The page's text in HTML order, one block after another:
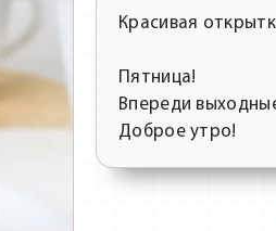
Красивая
Пятница!
Впереди
Доброе утро!